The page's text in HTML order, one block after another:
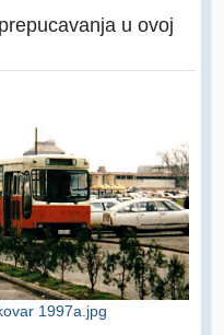
u ovoj
1997a.jpg